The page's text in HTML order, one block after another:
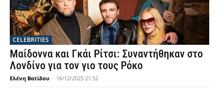
CELEBRITIES
Μαίδοννα και Γκάι Ρίτσι: Συναντήθηκαν στο
Λονδίνο για τον γιο τους Ρόκο
Ελένη Βατίδου - 16/12/2025 21:52